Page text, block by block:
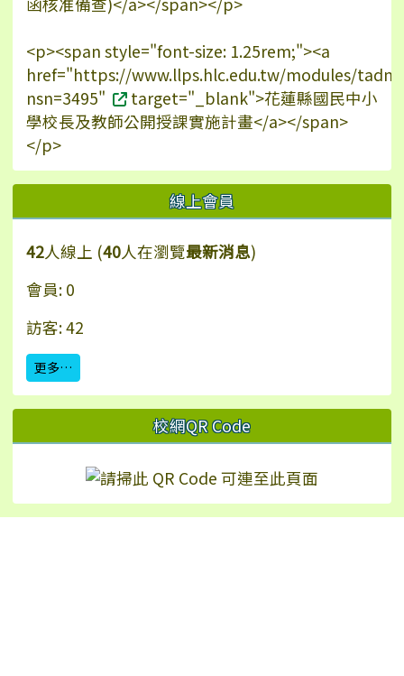
<p><span style="font-size: 1.25rem;"><a
href="https://www.llps.hlc.edu.tw/modules/
nsn=3495"
target="_blank">花蓮縣國民中小
學校長及教師公開授課實施計畫</a></span>
</p>
線上會員
42人線上 (40人在瀏覽最新消息)
會員: 0
訪客: 42
更多…
校網QR Code